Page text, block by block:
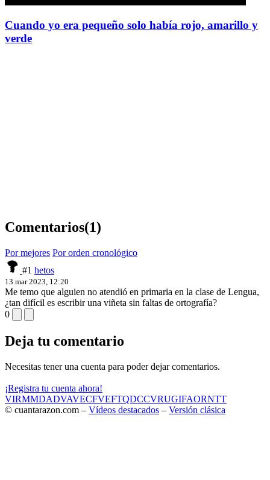
Cuando yo era pequeño solo había rojo, amarillo y
verde
Comentarios(1)
Por mejores Por orden cronológico
#1 hetos
13 mar 2023, 12:20
Me temo que alguien no atendió en primaria en la clase de Lengua,
¿tan difícil es escribir una viñeta sin faltas de ortografía?
0
Deja tu comentario
Necesitas tener una cuenta para poder dejar comentarios.
¡Registra tu cuenta ahora!
VIRMMDADVAVECFVEFTQDCCVRUGIFAORNTT
© cuantarazon.com – Vídeos destacados – Versión clásica